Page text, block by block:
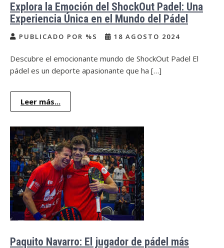
Explora la Emoción del ShockOut Padel: Una
Experiencia Única en el Mundo del Pádel
PUBLICADO POR %S 18 AGOSTO 2024
Descubre el emocionante mundo de ShockOut Padel El
pádel es un deporte apasionante que ha […]
Leer más...
Paquito Navarro: El jugador de pádel más